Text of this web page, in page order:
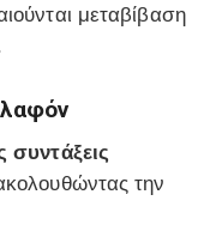
μεταβίβαση
συντάξεις
την